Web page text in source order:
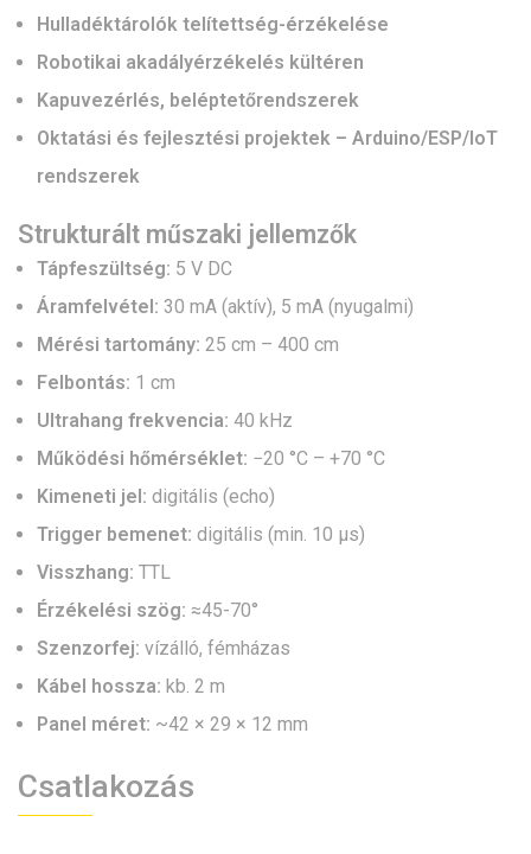
Hulladéktárolók telítettség-érzékelése
Robotikai akadályérzékelés kültéren
Kapuvezérlés, beléptetőrendszerek
Oktatási és fejlesztési projektek – Arduino/ESP/IoT
rendszerek
Strukturált műszaki jellemzők
Tápfeszültség: 5 V DC
Áramfelvétel: 30 mA (aktív), 5 mA (nyugalmi)
Mérési tartomány: 25 cm – 400 cm
Felbontás: 1 cm
Ultrahang frekvencia: 40 kHz
Működési hőmérséklet: −20 °C – +70 °C
Kimeneti jel: digitális (echo)
Trigger bemenet: digitális (min. 10 µs)
Visszhang: TTL
Érzékelési szög: ≈45-70°
Szenzorfej: vízálló, fémházas
Kábel hossza: kb. 2 m
Panel méret: ~42 × 29 × 12 mm
Csatlakozás